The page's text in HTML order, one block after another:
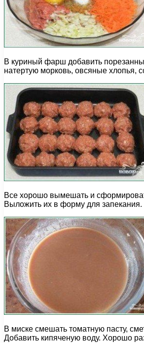
В куриный фарш добавить
натертую морковь, овсяные хлопья,
Все хорошо вымешать и
Выложить их в форму для запекания.
В миске смешать томатную пасту,
Добавить кипяченую воду. Хорошо